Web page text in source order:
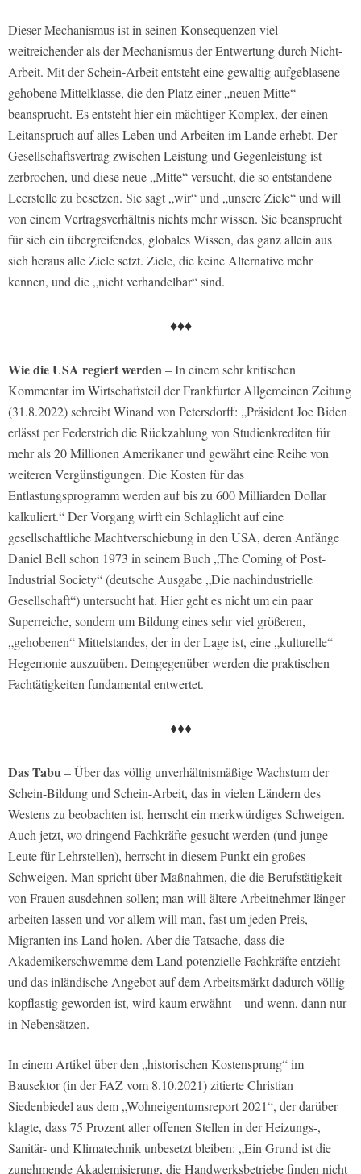
Dieser Mechanismus ist in seinen Konsequenzen viel
weitreichender als der Mechanismus der Entwertung durch Nicht-
Arbeit. Mit der Schein-Arbeit entsteht eine gewaltig aufgeblasene
gehobene Mittelklasse, die den Platz einer „neuen Mitte“
beansprucht. Es entsteht hier ein mächtiger Komplex, der einen
Leitanspruch auf alles Leben und Arbeiten im Lande erhebt. Der
Gesellschaftsvertrag zwischen Leistung und Gegenleistung ist
zerbrochen, und diese neue „Mitte“ versucht, die so entstandene
Leerstelle zu besetzen. Sie sagt „wir“ und „unsere Ziele“ und will
von einem Vertragsverhältnis nichts mehr wissen. Sie beansprucht
für sich ein übergreifendes, globales Wissen, das ganz allein aus
sich heraus alle Ziele setzt. Ziele, die keine Alternative mehr
kennen, und die „nicht verhandelbar“ sind.
♦♦♦
Wie die USA regiert werden– In einem sehr kritischen
Kommentar im Wirtschaftsteil der Frankfurter Allgemeinen Zeitung
(31.8.2022) schreibt Winand von Petersdorff: „Präsident Joe Biden
erlässt per Federstrich die Rückzahlung von Studienkrediten für
mehr als 20 Millionen Amerikaner und gewährt eine Reihe von
weiteren Vergünstigungen. Die Kosten für das
Entlastungsprogramm werden auf bis zu 600 Milliarden Dollar
kalkuliert.“ Der Vorgang wirft ein Schlaglicht auf eine
gesellschaftliche Machtverschiebung in den USA, deren Anfänge
Daniel Bell schon 1973 in seinem Buch „The Coming of Post-
Industrial Society“ (deutsche Ausgabe „Die nachindustrielle
Gesellschaft“) untersucht hat. Hier geht es nicht um ein paar
Superreiche, sondern um Bildung eines sehr viel größeren,
„gehobenen“ Mittelstandes, der in der Lage ist, eine „kulturelle“
Hegemonie auszuüben. Demgegenüber werden die praktischen
Fachtätigkeiten fundamental entwertet.
♦♦♦
Das Tabu– Über das völlig unverhältnismäßige Wachstum der
Schein-Bildung und Schein-Arbeit, das in vielen Ländern des
Westens zu beobachten ist, herrscht ein merkwürdiges Schweigen.
Auch jetzt, wo dringend Fachkräfte gesucht werden (und junge
Leute für Lehrstellen), herrscht in diesem Punkt ein großes
Schweigen. Man spricht über Maßnahmen, die die Berufstätigkeit
von Frauen ausdehnen sollen; man will ältere Arbeitnehmer länger
arbeiten lassen und vor allem will man, fast um jeden Preis,
Migranten ins Land holen. Aber die Tatsache, dass die
Akademikerschwemme dem Land potenzielle Fachkräfte entzieht
und das inländische Angebot auf dem Arbeitsmärkt dadurch völlig
kopflastig geworden ist, wird kaum erwähnt – und wenn, dann nur
in Nebensätzen.
In einem Artikel über den „historischen Kostensprung“ im
Bausektor (in der FAZ vom 8.10.2021) zitierte Christian
Siedenbiedel aus dem „Wohneigentumsreport 2021“, der darüber
klagte, dass 75 Prozent aller offenen Stellen in der Heizungs-,
Sanitär- und Klimatechnik unbesetzt bleiben: „Ein Grund ist die
zunehmende Akademisierung, die Handwerksbetriebe finden nicht